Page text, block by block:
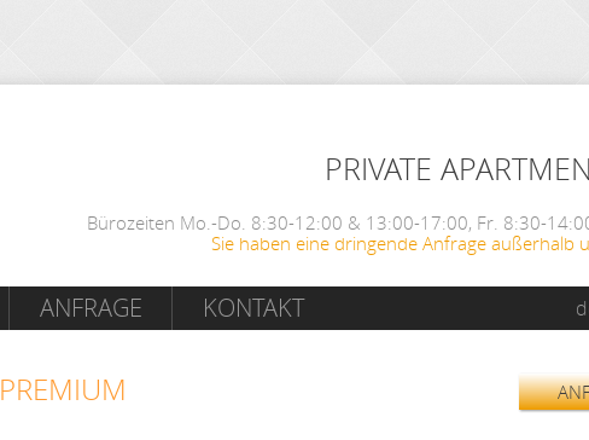
PRIVATE
Bürozeiten Mo.-Do. 8:30-12:00 & 13:00-17:00, Fr. 8:30-
Sie haben eine dringende Anfrage außerhalb
ANFRAGE KONTAKT
PREMIUM